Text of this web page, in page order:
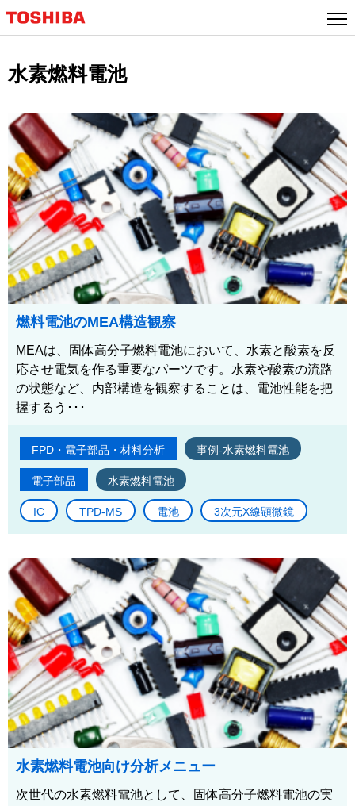
水素燃料電池
燃料電池のMEA構造観察
MEAは、固体高分子燃料電池において、水素と酸素を反
応させ電気を作る重要なパーツです。水素や酸素の流路
の状態など、内部構造を観察することは、電池性能を把
握するう･･･
FPD・電子部品・材料分析 事例-水素燃料電池
電子部品 水素燃料電池
IC TPD-MS 電池 3次元X線顕微鏡
水素燃料電池向け分析メニュー
次世代の水素燃料電池として、固体高分子燃料電池の実